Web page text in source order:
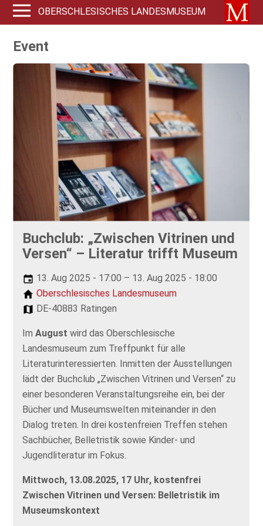
OBERSCHLESISCHES LANDESMUSEUM
Event
Buchclub: „Zwischen Vitrinen und
Versen“ – Literatur trifft Museum
13. Aug 2025 - 17:00 – 13. Aug 2025 - 18:00
Oberschlesisches Landesmuseum
DE-40883 Ratingen
ImAugustwird das Oberschlesische
Landesmuseum zum Treffpunkt für alle
Literaturinteressierten. Inmitten der Ausstellungen
lädt der Buchclub „Zwischen Vitrinen und Versen“ zu
einer besonderen Veranstaltungsreihe ein, bei der
Bücher und Museumswelten miteinander in den
Dialog treten. In drei kostenfreien Treffen stehen
Sachbücher, Belletristik sowie Kinder- und
Jugendliteratur im Fokus.
Mittwoch, 13.08.2025, 17 Uhr, kostenfrei
Zwischen Vitrinen und Versen: Belletristik im
Museumskontext